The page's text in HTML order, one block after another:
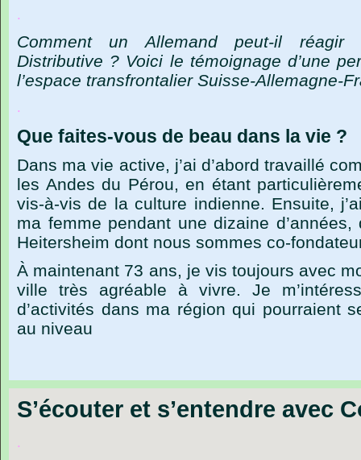
.
Comment un Allemand peut-il
réagir
Distributive ? Voici le témoignage d’une
l’espace transfrontalier Suisse-Allemagne-
.
Que faites-vous de beau dans la vie ?
Dans ma vie active, j’ai d’abord travaillé
les Andes du Pérou, en étant
vis-à-vis de la culture indienne. Ensuite,
ma femme pendant une dizaine d’années,
Heitersheim dont nous sommes co-
À maintenant 73 ans, je vis toujours avec
ville
très agréable à vivre. Je
d’activités dans ma région qui pourraient
au niveau
S’écouter et s’entendre avec
.